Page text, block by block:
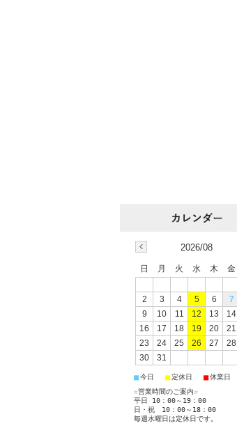
2026/08
日 月 火 水 木 金
2
3 4 5 6 7
9
10 11 12 13 14
16
17 18 19 20 21
23
24 25 26 27 28
30
31
■今日 ■定休日 ■休業日
☆営業時間のご案内☆
平日 10：00～19：00
日・祝 10：00～18：00
毎週水曜日は定休日です。